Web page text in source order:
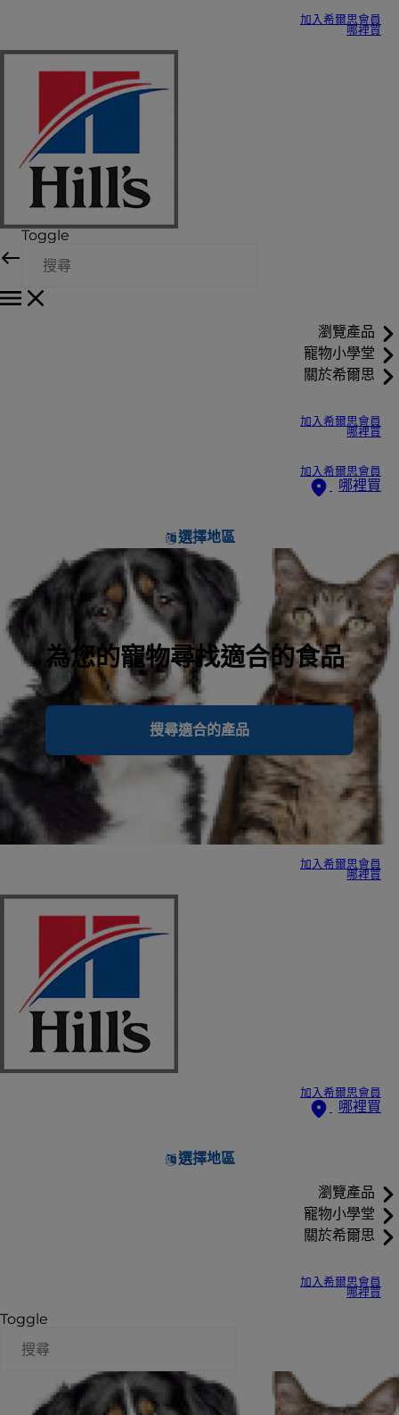
加入希爾思會員
哪裡買
Toggle
瀏覽產品
寵物小學堂
關於希爾思
加入希爾思會員
哪裡買
加入希爾思會員
哪裡買
選擇地區
為您的寵物尋找適合的食品
搜尋適合的產品
加入希爾思會員
哪裡買
加入希爾思會員
哪裡買
選擇地區
瀏覽產品
寵物小學堂
關於希爾思
加入希爾思會員
哪裡買
Toggle